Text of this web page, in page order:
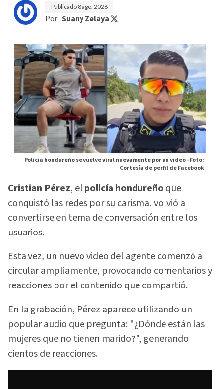
Publicado 8 ago. 2026
Por: Suany Zelaya
Policia hondureño se vuelve viral nuevamente por un video -Foto:
Cortesía de perfil de Facebook
Cristian Pérez, el policía hondureño que
conquistó las redes por su carisma, volvió a
convertirse en tema de conversación entre los
usuarios.
Esta vez, un nuevo video del agente comenzó a
circular ampliamente, provocando comentarios y
reacciones por el contenido que compartió.
En la grabación, Pérez aparece utilizando un
popular audio que pregunta: "¿Dónde están las
mujeres que no tienen marido?", generando
cientos de reacciones.